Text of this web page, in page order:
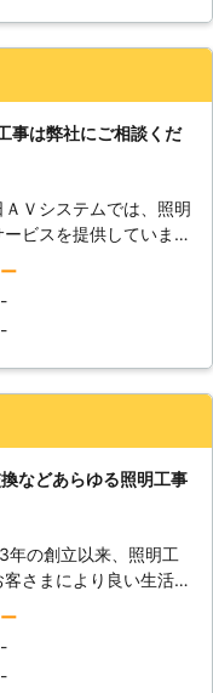
いましたら、ぜひ弊社
て、ご要望にあった施
ので、何でもお気軽に
ませ。
事は弊社にご相談くだ
Ｖシステムでは、照明
ビスを提供していま
トの増設など各種電気
すので、電気に関する
際には弊社にお任せく
ーホンの新規取り付け
の最新型に交換するこ
。
ー
-
-
などあらゆる照明工事
年の創立以来、照明工
さまにより良い生活環
てまいりました。 ペン
らシーリングライトへ
電球からLEDライトへ
住宅から商業ビル、公
ー
-
-